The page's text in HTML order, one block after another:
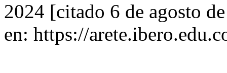
2024 [citado 6 de agosto
en: https://